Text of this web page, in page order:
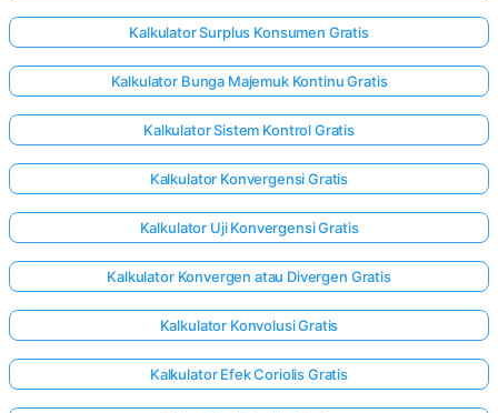
Kalkulator Surplus Konsumen Gratis
Kalkulator Bunga Majemuk Kontinu Gratis
Kalkulator Sistem Kontrol Gratis
Kalkulator Konvergensi Gratis
Kalkulator Uji Konvergensi Gratis
Kalkulator Konvergen atau Divergen Gratis
Kalkulator Konvolusi Gratis
Kalkulator Efek Coriolis Gratis